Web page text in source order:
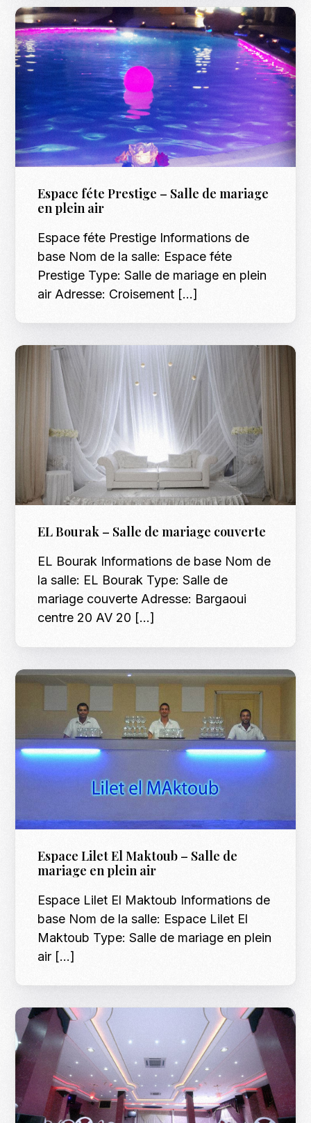
Espace féte Prestige – Salle de mariage
en plein air
Espace féte Prestige Informations de
base Nom de la salle: Espace féte
Prestige Type: Salle de mariage en plein
air Adresse: Croisement […]
EL Bourak – Salle de mariage couverte
EL Bourak Informations de base Nom de
la salle: EL Bourak Type: Salle de
mariage couverte Adresse: Bargaoui
centre 20 AV 20 […]
Espace Lilet El Maktoub – Salle de
mariage en plein air
Espace Lilet El Maktoub Informations de
base Nom de la salle: Espace Lilet El
Maktoub Type: Salle de mariage en plein
air […]